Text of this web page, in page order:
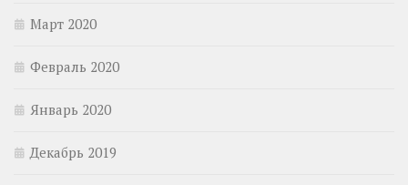
Март 2020
Февраль 2020
Январь 2020
Декабрь 2019